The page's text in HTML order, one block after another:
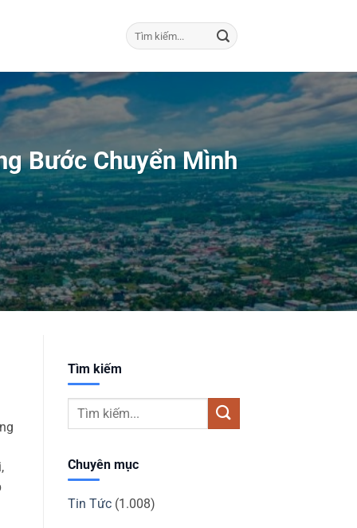
Bước Chuyển Mình
Tìm kiếm
Chuyên mục
Tin Tức(1.008)